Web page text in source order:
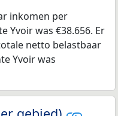
inkomen per
Yvoir was €38.656. Er
netto belastbaar
Yvoir was